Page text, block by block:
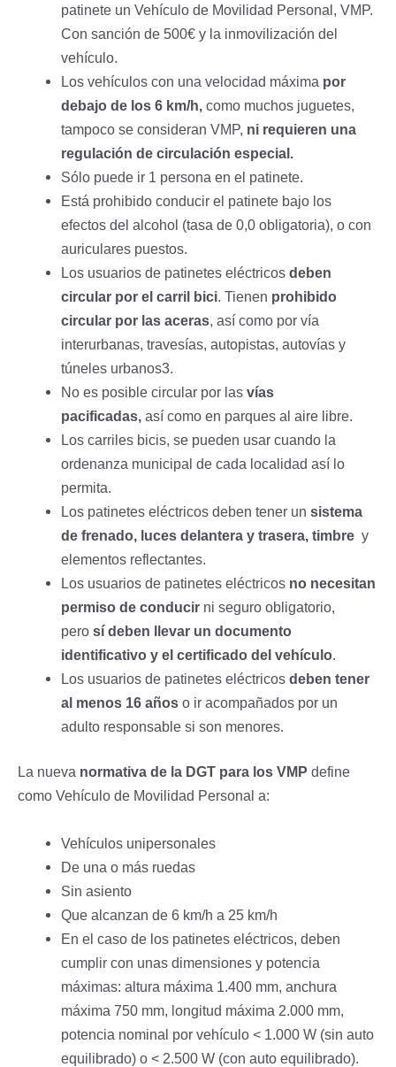
patinete un Vehículo de Movilidad Personal, VMP.
Con sanción de 500€ y la inmovilización del
vehículo.
Los vehículos con una velocidad máxima por
debajo de los 6 km/h,como muchos juguetes,
tampoco se consideran VMP, ni requieren una
regulación de circulación especial.
Sólo puede ir 1 persona en el patinete.
Está prohibido conducir el patinete bajo los
efectos del alcohol (tasa de 0,0 obligatoria), o con
auriculares puestos.
Los usuarios de patinetes eléctricosdeben
circular por el carril bici. Tienen prohibido
circular por las aceras, así como por vía
interurbanas, travesías, autopistas, autovías y
túneles urbanos3.
No es posible circular por lasvías
pacificadas,así como en parques al aire libre.
Los carriles bicis, se pueden usar cuando la
ordenanza municipal de cada localidad así lo
permita.
Los patinetes eléctricos deben tener unsistema
de frenado, luces delantera y trasera, timbre y
elementos reflectantes.
Los usuarios de patinetes eléctricos no necesitan
permiso de conducir ni seguro obligatorio,
perosí deben llevar un documento
identificativo y el certificado del vehículo.
Los usuarios de patinetes eléctricosdeben tener
al menos 16 años o ir acompañados por un
adulto responsable si son menores.
La nueva normativa de la DGT para los VMP define
como Vehículo de Movilidad Personal a:
Vehículos unipersonales
De una o más ruedas
Sin asiento
Que alcanzan de 6 km/h a 25 km/h
En el caso de los patinetes eléctricos, deben
cumplir con unas dimensiones y potencia
máximas: altura máxima 1.400 mm, anchura
máxima 750 mm, longitud máxima 2.000 mm,
potencia nominal por vehículo < 1.000 W (sin auto
equilibrado) o < 2.500 W (con auto equilibrado).